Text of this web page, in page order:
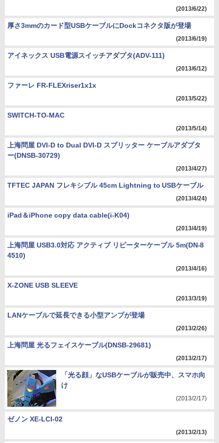
(2013/6/22)
厚さ3mmのカード型USBケーブルにDockコネクタ版が登場
(2013/6/19)
アイネックス USB電源スイッチアダプタ(ADV-111)
(2013/6/12)
ファーレ FR-FLEXriser1x1x
(2013/5/22)
SWITCH-TO-MAC
(2013/5/14)
上海問屋 DVI-D to Dual DVI-D スプリッター ケーブルアダプタ
ー(DNSB-30729)
(2013/4/27)
TFTEC JAPAN フレキシブル 45cm Lightning to USBケーブル
(2013/4/24)
iPad＆iPhone copy data cable(i-K04)
(2013/4/19)
上海問屋 USB3.0対応 アクティブ リピーターケーブル 5m(DN-8
4510)
(2013/4/16)
X-ZONE USB SLEEVE
(2013/3/19)
LANケーブルで延長できる小型アンプが登場
(2013/2/26)
上海問屋 光るフェイスケーブル(DNSB-29681)
(2013/2/17)
「光る顔」なUSBケーブルが販売中、スマホ向
け
(2013/2/17)
ゼノン XE-LCI-02
(2013/2/13)